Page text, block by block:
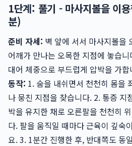
1단계: 풀기 - 마사지볼을 이
분)
준비 자세: 벽 앞에 서서 마사지볼을
어깨가 만나는 오목한 지점에 놓습
대어 체중으로 부드럽게 압박을 가합
동작: 1. 숨을 내쉬면서 천천히 몸을
나 뭉친 지점을 찾습니다. 2. 통증 지
박을 유지한 채로 오른팔을 천천히
다. 팔을 움직일 때마다 근육이 깊숙
요. 3. 1분간 진행한 후, 반대쪽도 동